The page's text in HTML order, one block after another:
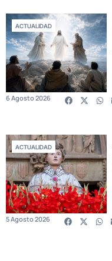
ACTUALIDAD
6 Agosto 2026
ACTUALIDAD
5 Agosto 2026